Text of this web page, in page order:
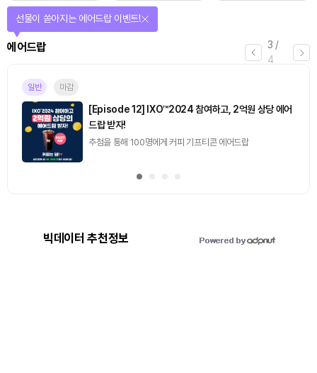
3 /
4
에어드랍
선물이 쏟아지는 에어드랍 이벤트!
일반 마감
[Episode 12] IXO™2024 참여하고, 2억원 상당 에어
드랍 받자!
추첨을 통해 100명에게 커피 기프티콘 에어드랍
빅데이터 추천정보